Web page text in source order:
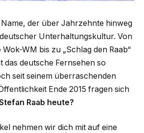
Name, der über Jahrzehnte hinweg
Unterhaltungskultur. Von
Wok-WM bis zu „Schlag den Raab“
das deutsche Fernsehen so
seit seinem überraschenden
Ende 2015 fragen sich
Raab heute?
nehmen wir dich mit auf eine